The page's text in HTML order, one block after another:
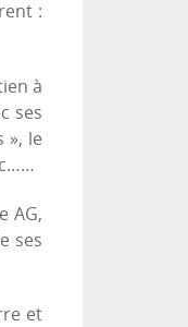
:
à
ses
», le
AG,
ses
et